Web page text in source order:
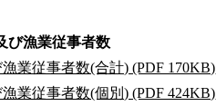
び漁業従事者数
業従事者数(合計) (PDF 170KB)
業従事者数(個別) (PDF 424KB)